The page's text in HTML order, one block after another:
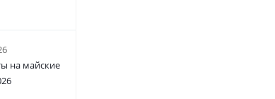
на майские